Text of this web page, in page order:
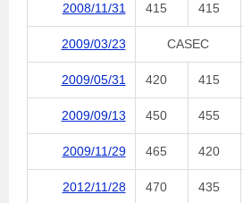
2008/11/31 415 415
2009/03/23 CASEC
2009/05/31 420 415
2009/09/13 450 455
2009/11/29 465 420
2012/11/28 470 435